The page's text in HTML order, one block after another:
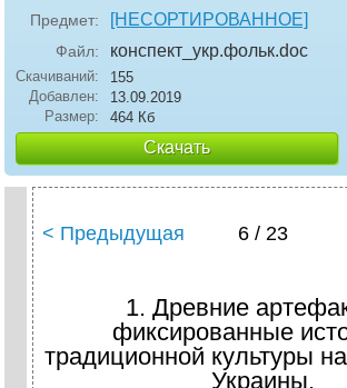
Предмет: [НЕСОРТИРОВАННОЕ]
Файл: конспект_укр.фольк.doc
Скачиваний:
155
Добавлен:
13.09.2019
Размер:
464 Кб
Скачать
< Предыдущая 6 / 23
1. Древние
фиксированные
традиционной культуры
Украины.